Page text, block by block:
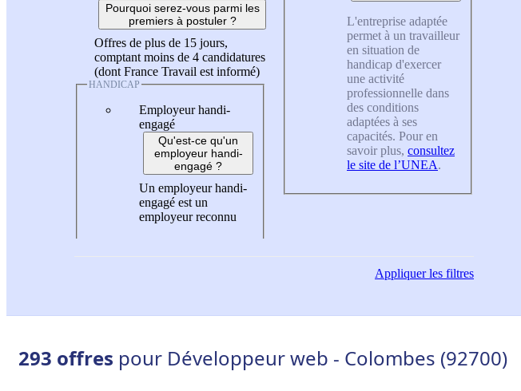
Pourquoi serez-vous parmi les
premiers à postuler ?
Offres de plus de 15 jours,
comptant moins de 4 candidatures
(dont France Travail est informé)
HANDICAP
Employeur handi-
engagé
Qu'est-ce qu'un
employeur handi-
engagé ?
Un employeur handi-
engagé est un
employeur reconnu
L'entreprise adaptée
permet à un travailleur
en situation de
handicap d'exercer
une activité
professionnelle dans
des conditions
adaptées à ses
capacités. Pour en
savoir plus, consultez
le site de l’UNEA.
Appliquerles filtres
293 offres pour Développeur web - Colombes (92700)